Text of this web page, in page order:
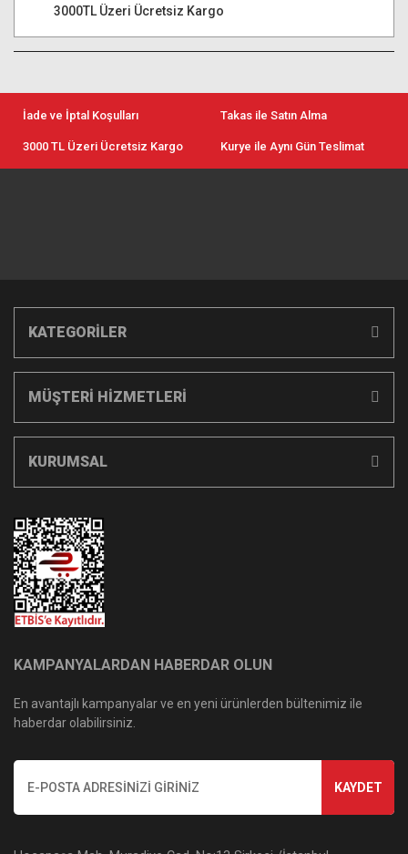
3000TL Üzeri Ücretsiz Kargo
İade ve İptal Koşulları Takas ile Satın Alma
3000 TL Üzeri Ücretsiz Kargo Kurye ile Aynı Gün Teslimat
KATEGORİLER
MÜŞTERİ HİZMETLERİ
KURUMSAL
KAMPANYALARDAN HABERDAR OLUN
En avantajlı kampanyalar ve en yeni ürünlerden bültenimiz ile
haberdar olabilirsiniz.
KAYDET